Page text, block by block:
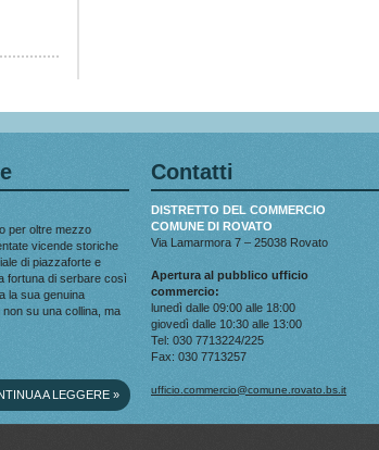
per oltre mezzo
vicende storiche
di piazzaforte e
fortuna di serbare così
la sua genuina
su una collina, ma
A LEGGERE »
Contatti
DISTRETTO DEL COMMERCIO
COMUNE DI ROVATO
Via Lamarmora 7 – 25038 Rovato
Apertura al pubblico ufficio
commercio:
lunedì dalle 09:00 alle 18:00
giovedì dalle 10:30 alle 13:00
Tel: 030 7713224/225
Fax: 030 7713257
ufficio.commercio@comune.rovato.bs.it